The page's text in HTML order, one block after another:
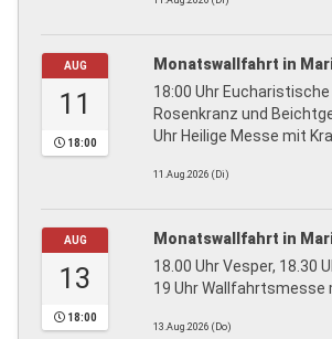
AUG
11
18:00
Monatswallfahrt in
18:00 Uhr
Rosenkranz und
Uhr Heilige Messe mit
11.Aug.2026 (Di)
AUG
13
18:00
Monatswallfahrt in
18.00 Uhr Vesper, 18.30
19 Uhr Wallfahrtsmesse
13.Aug.2026 (Do)